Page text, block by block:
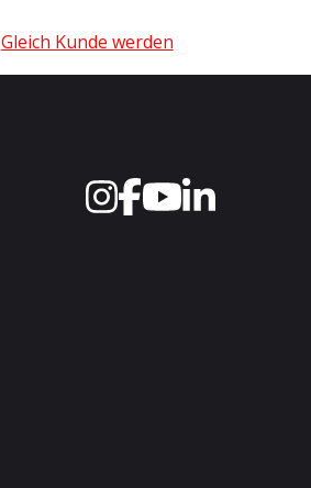
Gleich Kunde werden